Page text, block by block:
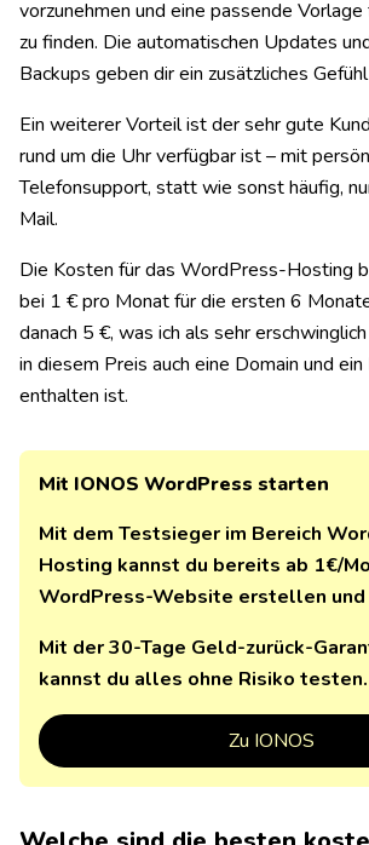
vorzunehmen und eine passende
zu finden. Die automatischen Updates
Backups geben dir ein zusätzliches
Ein weiterer Vorteil ist der sehr gute
rund um die Uhr verfügbar ist – mit
Telefonsupport, statt wie sonst häufig,
Mail.
Die Kosten für das WordPress-Hosting
bei 1 € pro Monat für die ersten 6
danach 5 €, was ich als sehr
in diesem Preis auch eine Domain und
enthalten ist.
Mit IONOS WordPress starten
Mit dem Testsieger im Bereich
Hosting kannst du bereits ab 1€/
WordPress-Website erstellen und
Mit der 30-Tage Geld-zurück-
kannst du alles ohne Risiko testen.
Zu IONOS